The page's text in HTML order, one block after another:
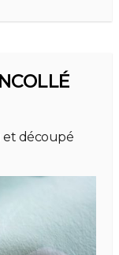
et découpé